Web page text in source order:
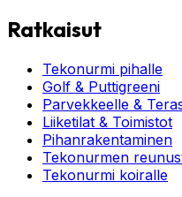
Ratkaisut
Tekonurmi pihalle
Golf & Puttigreeni
Parvekkeelle &
Liiketilat & Toimistot
Pihanrakentaminen
Tekonurmen
Tekonurmi koiralle